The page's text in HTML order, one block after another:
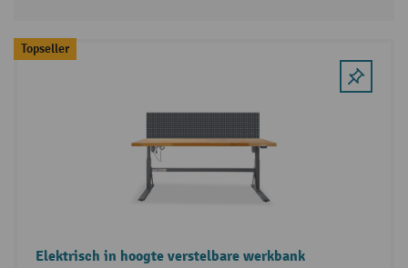
Topseller
Elektrisch in hoogte verstelbare werkbank